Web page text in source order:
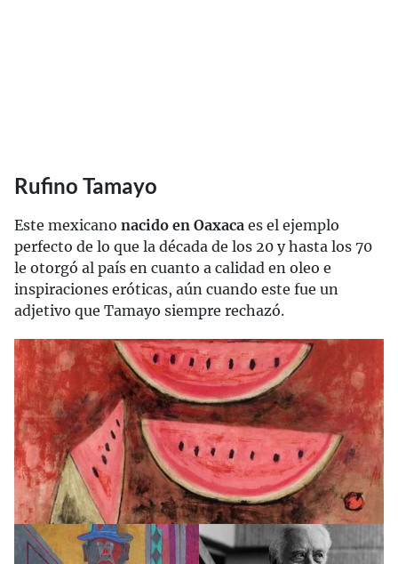
Rufino Tamayo
Este mexicano nacido en Oaxaca es el ejemplo
perfecto de lo que la década de los 20 y hasta los 70
le otorgó al país en cuanto a calidad en oleo e
inspiraciones eróticas, aún cuando este fue un
adjetivo que Tamayo siempre rechazó.